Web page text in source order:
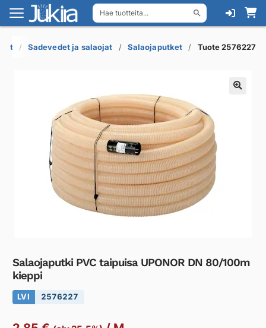
Hae tuotteita...
Siirry
navigointiin
Siirry
sisältöön
Sadevedet ja salaojat Salaojaputket Tuote 2576227
Salaojaputki PVC taipuisa UPONOR DN 80/100m
kieppi
LVI 2576227